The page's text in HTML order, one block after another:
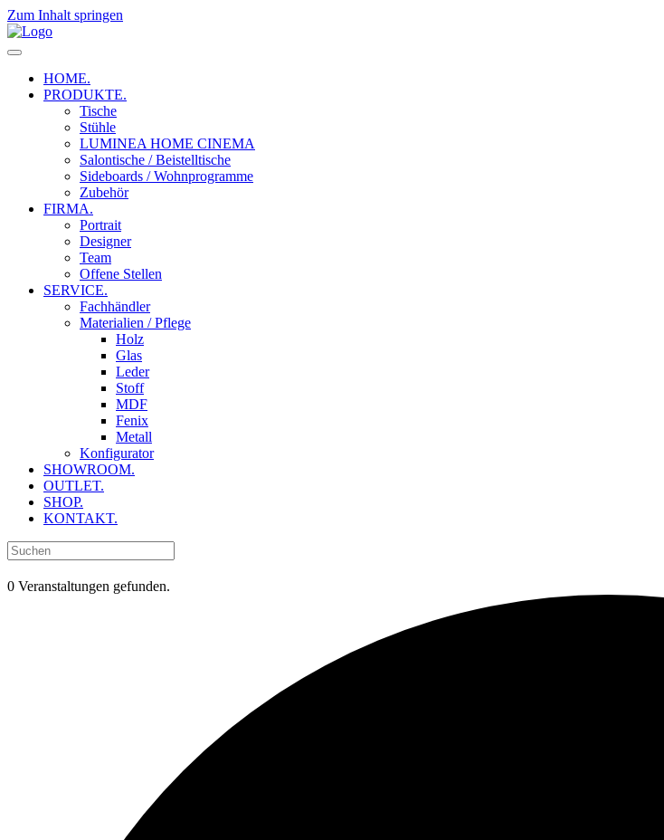
Zum Inhalt springen
HOME.
PRODUKTE.
Tische
Stühle
LUMINEA HOME CINEMA
Salontische / Beistelltische
Sideboards / Wohnprogramme
Zubehör
FIRMA.
Portrait
Designer
Team
Offene Stellen
SERVICE.
Fachhändler
Materialien / Pflege
Holz
Glas
Leder
Stoff
MDF
Fenix
Metall
Konfigurator
SHOWROOM.
OUTLET.
SHOP.
KONTAKT.
0 Veranstaltungen gefunden.